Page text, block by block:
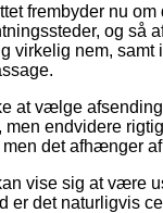
frembyder nu
og så
virkelig nem,
at vælge
endvidere
det afhænger
vise sig at være
er det naturligvis